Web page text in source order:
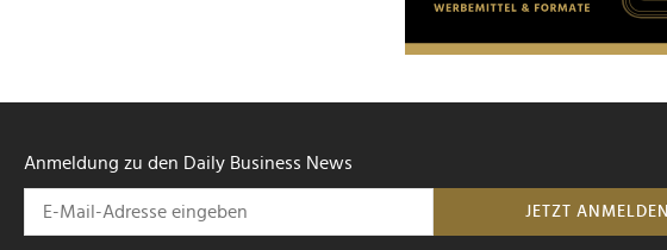
Anmeldung zu den Daily Business News
JETZT ANMELDEN